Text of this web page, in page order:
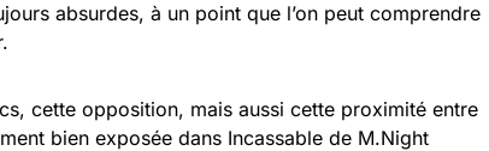
absurdes, à un point que l’on peut comprendre
cette opposition, mais aussi cette proximité entre
bien exposée dans Incassable de M.Night